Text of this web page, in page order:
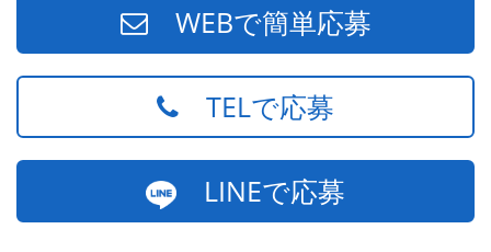
WEBで簡単応募
TELで応募
LINEで応募